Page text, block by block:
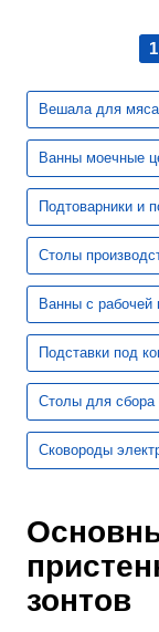
1
Вешала для
Ванны моечные
Подтоварники и
Столы
Ванны с рабочей
Подставки под
Столы для сбора
Сковороды
зонтов